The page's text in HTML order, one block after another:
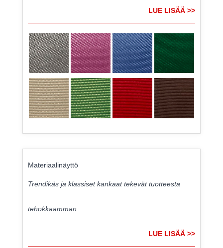
LUE LISÄÄ >>
Materiaalinäyttö
Trendikäs ja klassiset kankaat tekevät tuotteesta
tehokkaamman
LUE LISÄÄ >>